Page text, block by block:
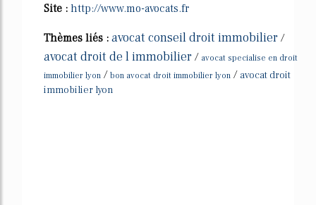
Site : http://www.mo-avocats.fr
Thèmes liés : avocat conseil droit immobilier /
avocat droit de l immobilier / avocat specialise en droit
immobilier lyon / bon avocat droit immobilier lyon / avocat droit
immobilier lyon